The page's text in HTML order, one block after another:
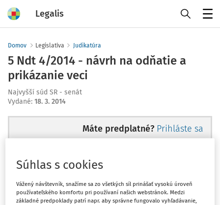
Legalis
Domov Legislatíva Judikatúra
5 Ndt 4/2014 - návrh na odňatie a
prikázanie veci
Najvyšší súd SR - senát
Vydané: 18. 3. 2014
Máte predplatné? Prihláste sa
Ups, zatiaľ ste si prečítali len
začiatok...
Súhlas s cookies
Vážený návštevník, snažíme sa zo všetkých síl prinášať vysokú úroveň
používateľského komfortu pri používaní našich webstránok. Medzi
základné predpoklady patrí napr. aby správne fungovalo vyhľadávanie,